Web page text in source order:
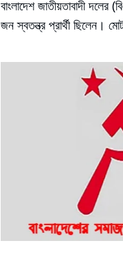
বাংলাদেশ জাতীয়তাবাদী
জন স্বতন্ত্র প্রার্থী ছিলেন।